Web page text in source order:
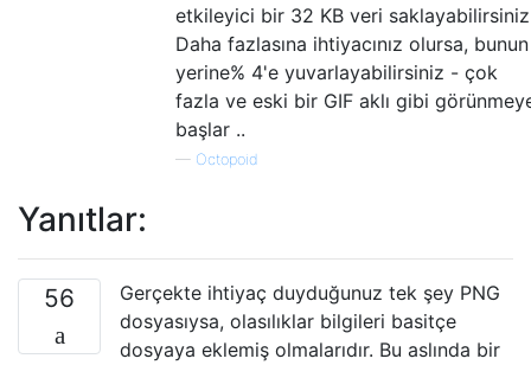
etkileyici bir 32 KB veri
Daha fazlasına ihtiyacınız olursa, bunun
yerine% 4'e yuvarlayabilirsiniz - çok
fazla ve eski bir GIF aklı gibi
başlar ..
— Octopoid
Yanıtlar:
56
Gerçekte ihtiyaç duyduğunuz tek şey PNG
dosyasıysa, olasılıklar bilgileri basitçe
dosyaya eklemiş olmalarıdır. Bu aslında bir